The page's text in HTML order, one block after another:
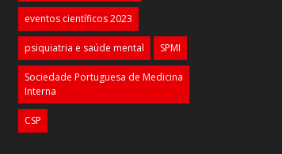
eventos científicos 2023
psiquiatria e saúde mental SPMI
Sociedade Portuguesa de Medicina
Interna
CSP